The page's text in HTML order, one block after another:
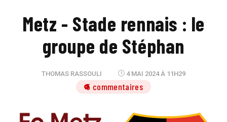
Metz - Stade rennais : le
groupe de Stéphan
THOMAS RASSOULI 4 MAI 2024 À 11H29
5 commentaires